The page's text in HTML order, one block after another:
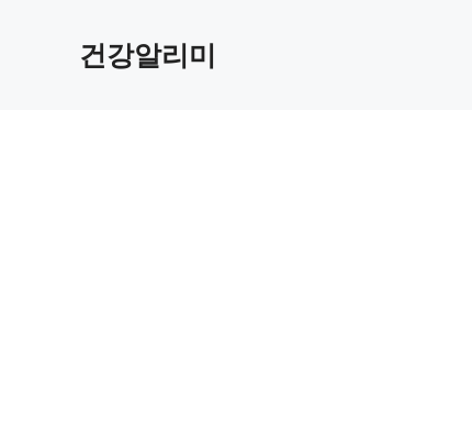
건강알리미